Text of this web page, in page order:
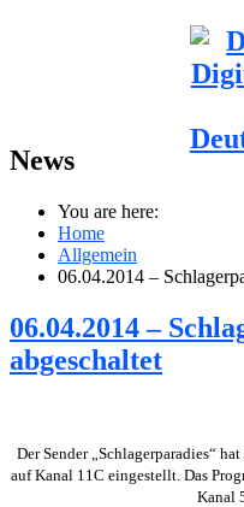
News
You are here:
Home
Allgemein
06.04.2014 –
06.04.2014 –
abgeschaltet
Der Sender „Schlagerparadies“
auf Kanal 11C eingestellt. Das
Kanal